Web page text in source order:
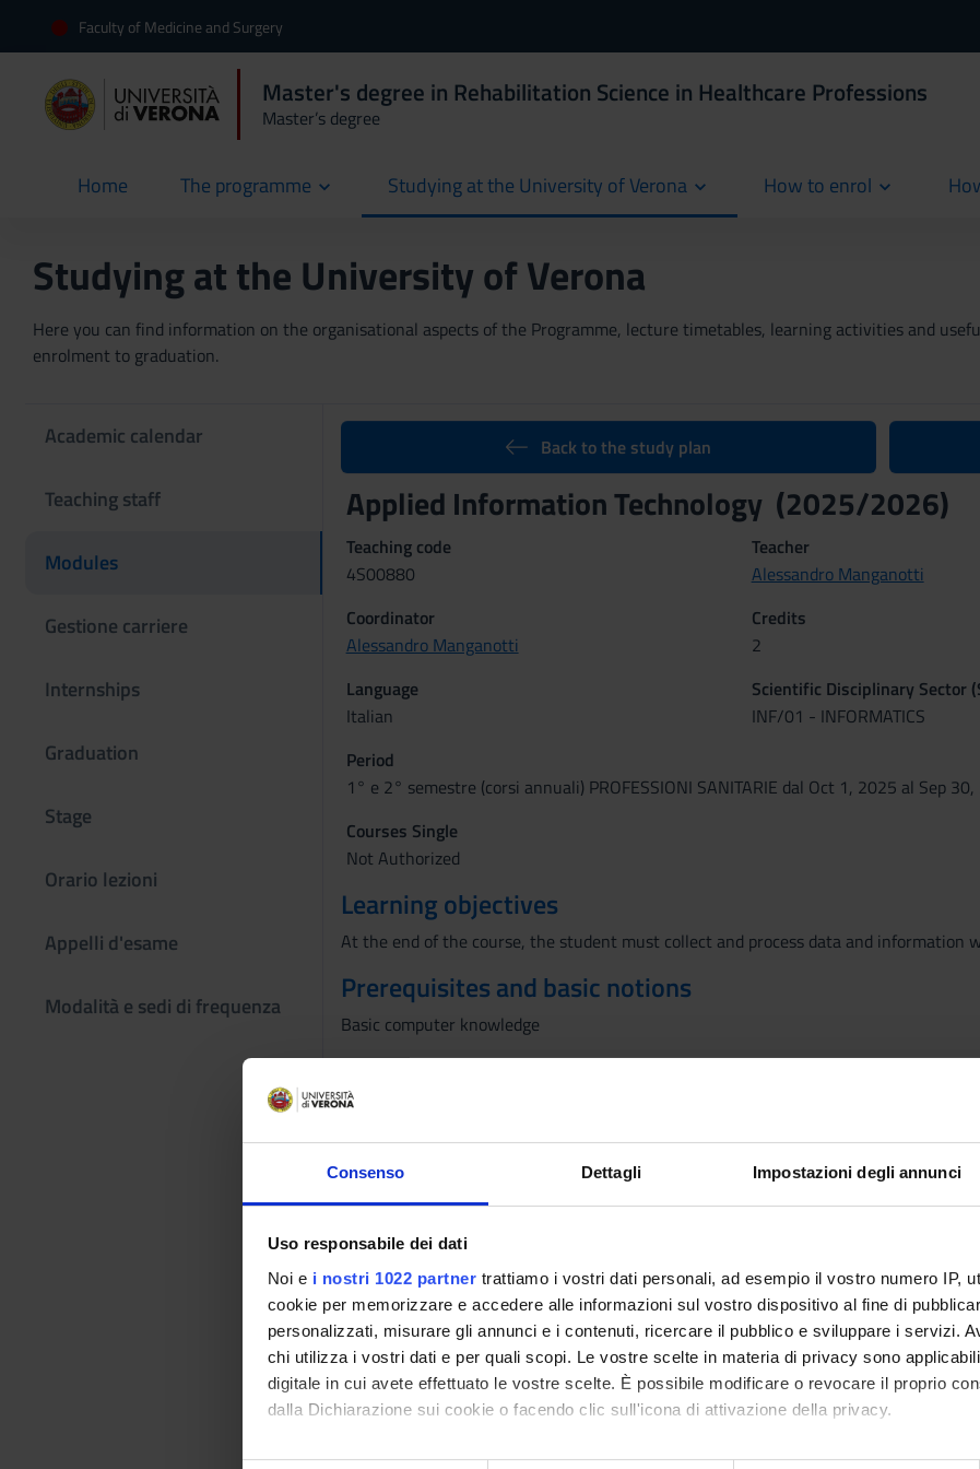
Consenso Dettagli Impostazioni degli annunci
Uso responsabile dei dati
Noi e i nostri 1022 partner trattiamo i vostri dati personali, ad esempio il vostro numero IP,
cookie per memorizzare e accedere alle informazioni sul vostro dispositivo al fine di
personalizzati, misurare gli annunci e i contenuti, ricercare il pubblico e sviluppare i servizi.
chi utilizza i vostri dati e per quali scopi. Le vostre scelte in materia di privacy sono
digitale in cui avete effettuato le vostre scelte. È possibile modificare o revocare il proprio
dalla Dichiarazione sui cookie o facendo clic sull'icona di attivazione della privacy.
Con il tuo consenso, vorremmo anche:
Faculty of Medicine and Surgery
Master's degree in Rehabilitation Science in Healthcare Professions
Master’s degree
Home
current The programme Studying at the University of Verona How to enrol
Studying at the University of Verona
Here you can find information on the organisational aspects of the Programme, lecture timetables, learning activities and
enrolment to graduation.
Academic calendar
Teaching staff
Modules
Gestione carriere
Internships
Graduation
Stage
Orario lezioni
Appelli d'esame
Modalità e sedi di frequenza
Back to the study plan
Applied Information Technology (2025/2026)
Teaching code
4S00880
Teacher
Alessandro Manganotti
Coordinator
Alessandro Manganotti
Credits
2
Language
Italian
Scientific Disciplinary Sector
INF/01 - INFORMATICS
Period
1° e 2° semestre (corsi annuali) PROFESSIONI SANITARIE dal Oct 1, 2025 al Sep
Courses Single
Not Authorized
Learning objectives
At the end of the course, the student must collect and process data and information
Prerequisites and basic notions
Basic computer knowledge
Program
Data processing and statistics's practical application with Excel
• data validation, sorting and searching
• data import from external sources
• lists, tables, pivot tables, graphics
• examples of application to the descriptive statistics of qualitative and quantitative
Statistical applications with R
Bibliography
Vai alla bibliografia
Visualizza la bibliografia con Leganto,